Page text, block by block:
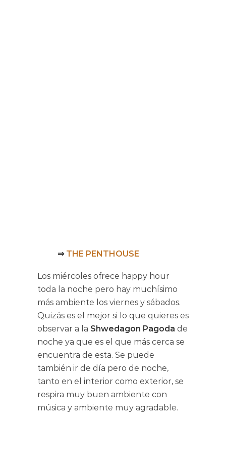
⇒ THE PENTHOUSE
Los miércoles ofrece happy hour
toda la noche pero hay muchísimo
más ambiente los viernes y sábados.
Quizás es el mejor si lo que quieres es
observar a la Shwedagon Pagoda de
noche ya que es el que más cerca se
encuentra de esta. Se puede
también ir de día pero de noche,
tanto en el interior como exterior, se
respira muy buen ambiente con
música y ambiente muy agradable.